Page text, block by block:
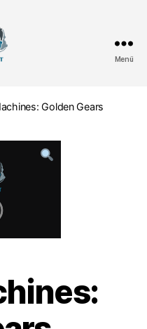
Menü
Golden Gears